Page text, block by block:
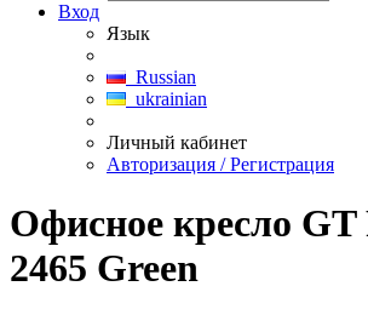
Вход
Язык
Russian
ukrainian
Личный кабинет
Авторизация / Регистрация
Офисное кресло GT
2465 Green